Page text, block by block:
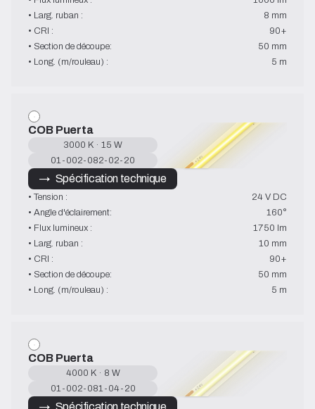
• Larg. ruban :
8 mm
• CRI :
90+
• Section de découpe:
50 mm
• Long. (m/rouleau) :
5 m
COB Puerta
3000 K · 15 W
01-002-082-02-20
→   Spécification technique
• Tension :
24 V DC
• Angle d'éclairement:
160°
• Flux lumineux :
1750 lm
• Larg. ruban :
10 mm
• CRI :
90+
• Section de découpe:
50 mm
• Long. (m/rouleau) :
5 m
COB Puerta
4000 K · 8 W
01-002-081-04-20